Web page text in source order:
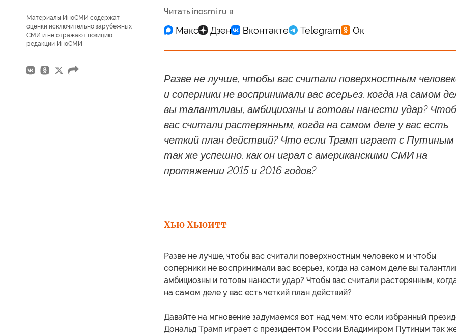
Материалы ИноСМИ содержат
оценки исключительно зарубежных
СМИ и не отражают позицию
редакции ИноСМИ
Читать inosmi.ru в
Разве не лучше, чтобы вас считали поверхностным
и соперники не воспринимали вас всерьез, когда на самом
вы талантливы, амбициозны и готовы нанести удар?
вас считали растерянным, когда на самом деле у вас есть
четкий план действий? Что если Трамп играет с Путиным
так же успешно, как он играл с американскими СМИ на
протяжении 2015 и 2016 годов?
Хью Хьюитт
Разве не лучше, чтобы вас считали поверхностным человеком и чтобы
соперники не воспринимали вас всерьез, когда на самом деле вы
амбициозны и готовы нанести удар? Чтобы вас считали растерянным,
на самом деле у вас есть четкий план действий?
Давайте на мгновение задумаемся вот над чем: что если избранный
Дональд Трамп играет с президентом России Владимиром Путиным так